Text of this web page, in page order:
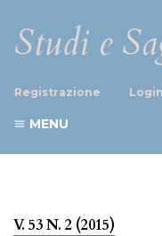
Studi e
Registrazione Login
MENU
V. 53 N. 2 (2015)